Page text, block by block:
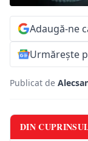
Adaugă-ne
Urmărește
Publicat de
DIN